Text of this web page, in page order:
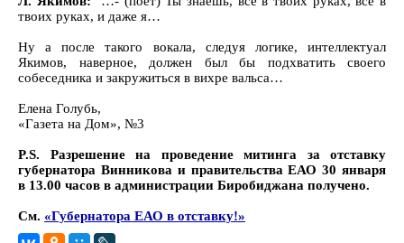
твоих руках, и даже я…
Ну а после такого вокала, следуя логике, интеллектуал
Якимов, наверное, должен был бы подхватить своего
собеседника и закружиться в вихре вальса…
Елена Голубь,
«Газета на Дом», №3
P.S. Разрешение на проведение митинга за отставку
губернатора Винникова и правительства ЕАО 30 января
в 13.00 часов в администрации Биробиджана получено.
См. «Губернатора ЕАО в отставку!»